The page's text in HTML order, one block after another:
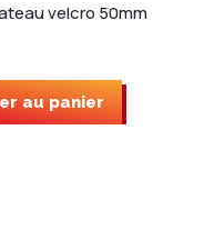
velcro 50mm
au panier